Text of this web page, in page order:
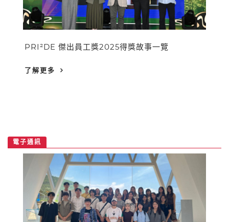
PRI²DE 傑出員工獎2025得獎故事一覽
了解更多
電子通訊